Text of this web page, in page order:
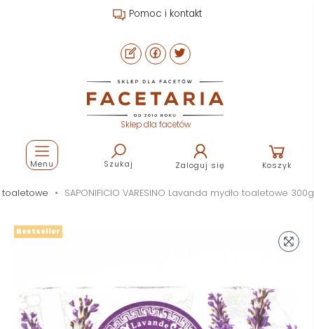
Pomoc i kontakt
Sklep dla facetów
Szukaj Zaloguj się Koszyk
Menu
toaletowe SAPONIFICIO VARESINO Lavanda mydło toaletowe 300g
Bestseller